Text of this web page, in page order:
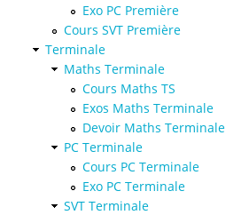
Exo PC Première
Cours SVT Première
Terminale
Maths Terminale
Cours Maths TS
Exos Maths Terminale
Devoir Maths Terminale
PC Terminale
Cours PC Terminale
Exo PC Terminale
SVT Terminale